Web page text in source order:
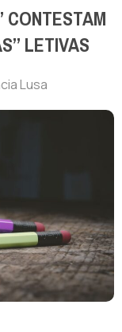
CONTESTAM
LETIVAS
Lusa